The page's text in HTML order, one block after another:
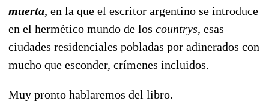
muerta, en la que el escritor argentino se introduce
en el hermético mundo de los countrys, esas
ciudades residenciales pobladas por adinerados con
mucho que esconder, crímenes incluidos.
Muy pronto hablaremos del libro.